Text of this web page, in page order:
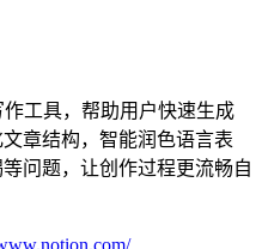
工具，帮助用户快速生成
章结构，智能润色语言表
问题，让创作过程更流畅自